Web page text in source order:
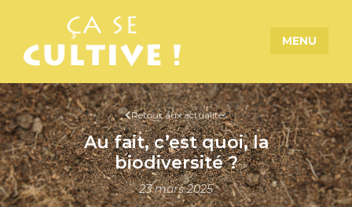
MENU
Retour aux actualités
Au fait, c’est quoi, la
biodiversité ?
23 mars 2025